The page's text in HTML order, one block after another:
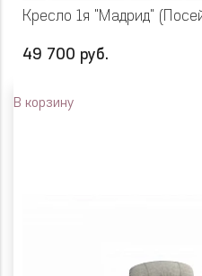
Кресло 1я "Мадрид"
49 700 руб.
В корзину